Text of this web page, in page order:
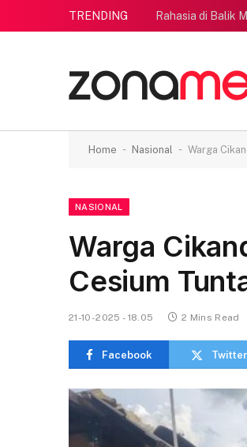
TRENDING Rahasia di Balik
Home - Nasional - Warga
NASIONAL
Warga
Cesium
21-10-2025 - 18.05 2 Mins Read
Facebook Twitter